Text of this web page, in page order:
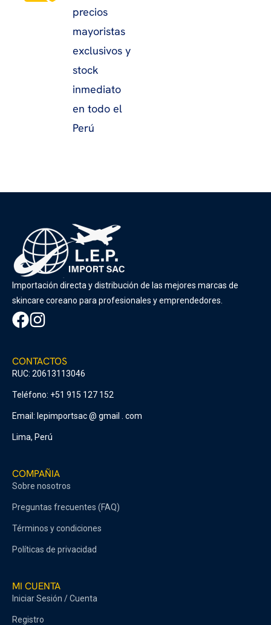
precios
mayoristas
exclusivos y
stock
inmediato
en todo el
Perú
Importación directa y distribución de las mejores marcas de
skincare coreano para profesionales y emprendedores.
CONTACTOS
RUC: 20613113046
Teléfono: +51 915 127 152
Email: lepimportsac @ gmail . com
Lima, Perú
COMPAÑIA
Sobre nosotros
Preguntas frecuentes (FAQ)
Términos y condiciones
Políticas de privacidad
MI CUENTA
Iniciar Sesión / Cuenta
Registro